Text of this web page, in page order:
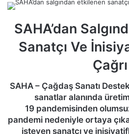
​SAHA’dan
Sanatçı Ve
Çağrı
SAHA – Çağdaş Sanatı
sanatlar alanında
19 pandemisinden
pandemi nedeniyle ortaya
isteyen sanatçı ve